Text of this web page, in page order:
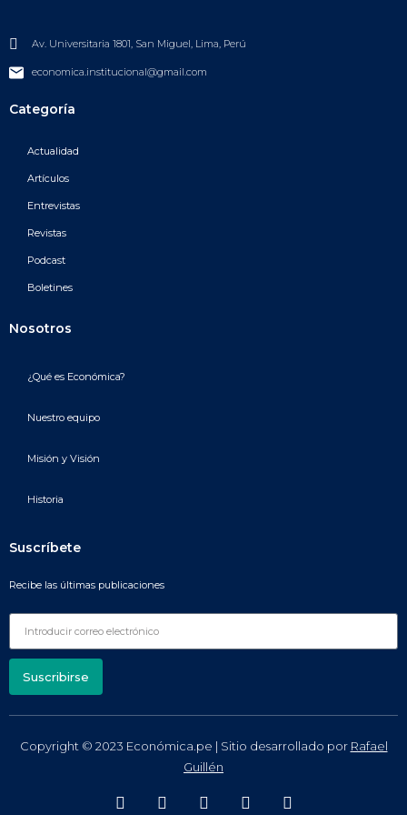
Av. Universitaria 1801, San Miguel, Lima, Perú
economica.institucional@gmail.com
Categoría
Actualidad
Artículos
Entrevistas
Revistas
Podcast
Boletines
Nosotros
¿Qué es Económica?
Nuestro equipo
Misión y Visión
Historia
Suscríbete
Recibe las últimas publicaciones
Suscribirse
Copyright © 2023 Económica.pe | Sitio desarrollado por Rafael
Guillén